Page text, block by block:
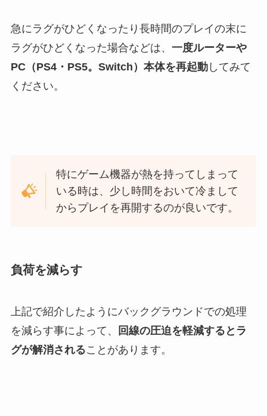
急にラグがひどくなったり長時間のプレイの末に
ラグがひどくなった場合などは、 一度ルーターや
PC（PS4・PS5。Switch）本体を再起動してみて
ください。
特にゲーム機器が熱を持ってしまって
いる時は、少し時間をおいて冷まして
からプレイを再開するのが良いです。
負荷を減らす
上記で紹介したようにバックグラウンドでの処理
を減らす事によって、
回線の圧迫を軽減するとラ
グが解消されることがあります。